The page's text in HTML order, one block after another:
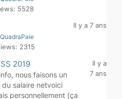
5528
Il y a 7 ans
QuadraPaie
2315
2019
nous faisons un
salaire netvoici
personnellement (ça
Il y a
7 ans